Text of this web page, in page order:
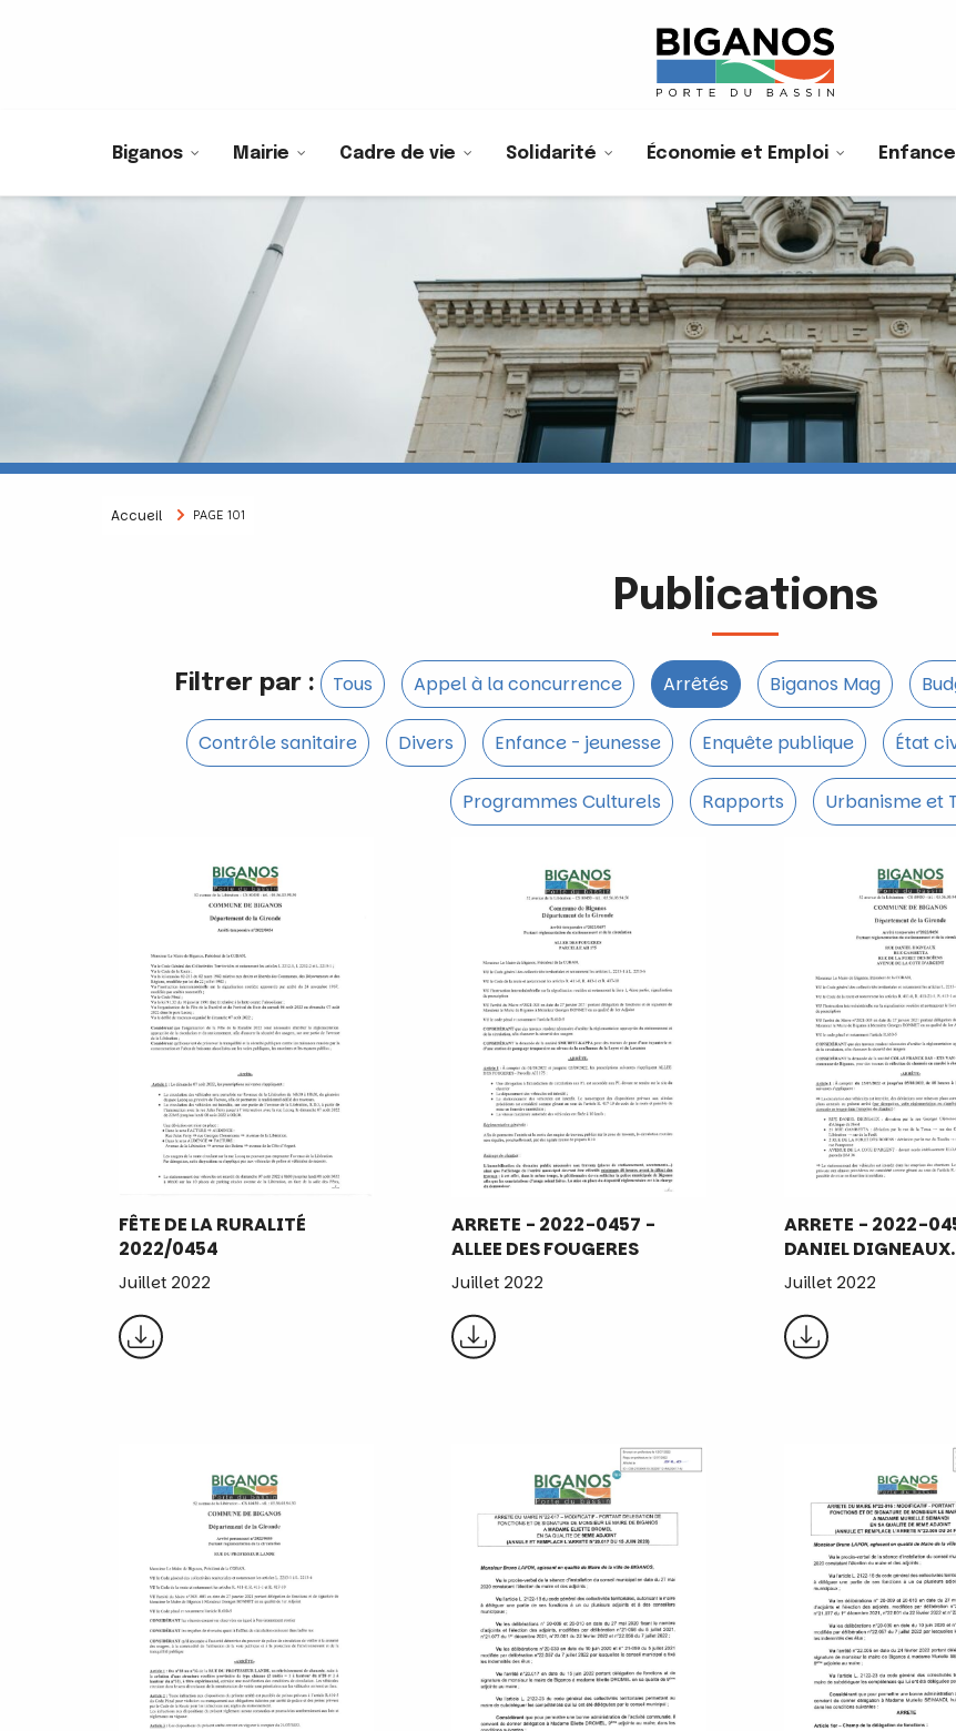
Biganos Mairie Cadre de vie Solidarité Économie et Emploi
Accueil PAGE 101
Publications
Filtrer par : Tous Appel à la concurrence Arrêtés Biganos Mag
Contrôle sanitaire Divers Enfance - jeunesse Enquête publique État
Programmes Culturels Rapports Urbanisme et
FÊTE DE LA RURALITÉ
2022/0454
Juillet 2022
ARRETE - 2022-0457 -
ALLEE DES FOUGERES
Juillet 2022
ARRETE - 2022-
DANIEL
Juillet 2022